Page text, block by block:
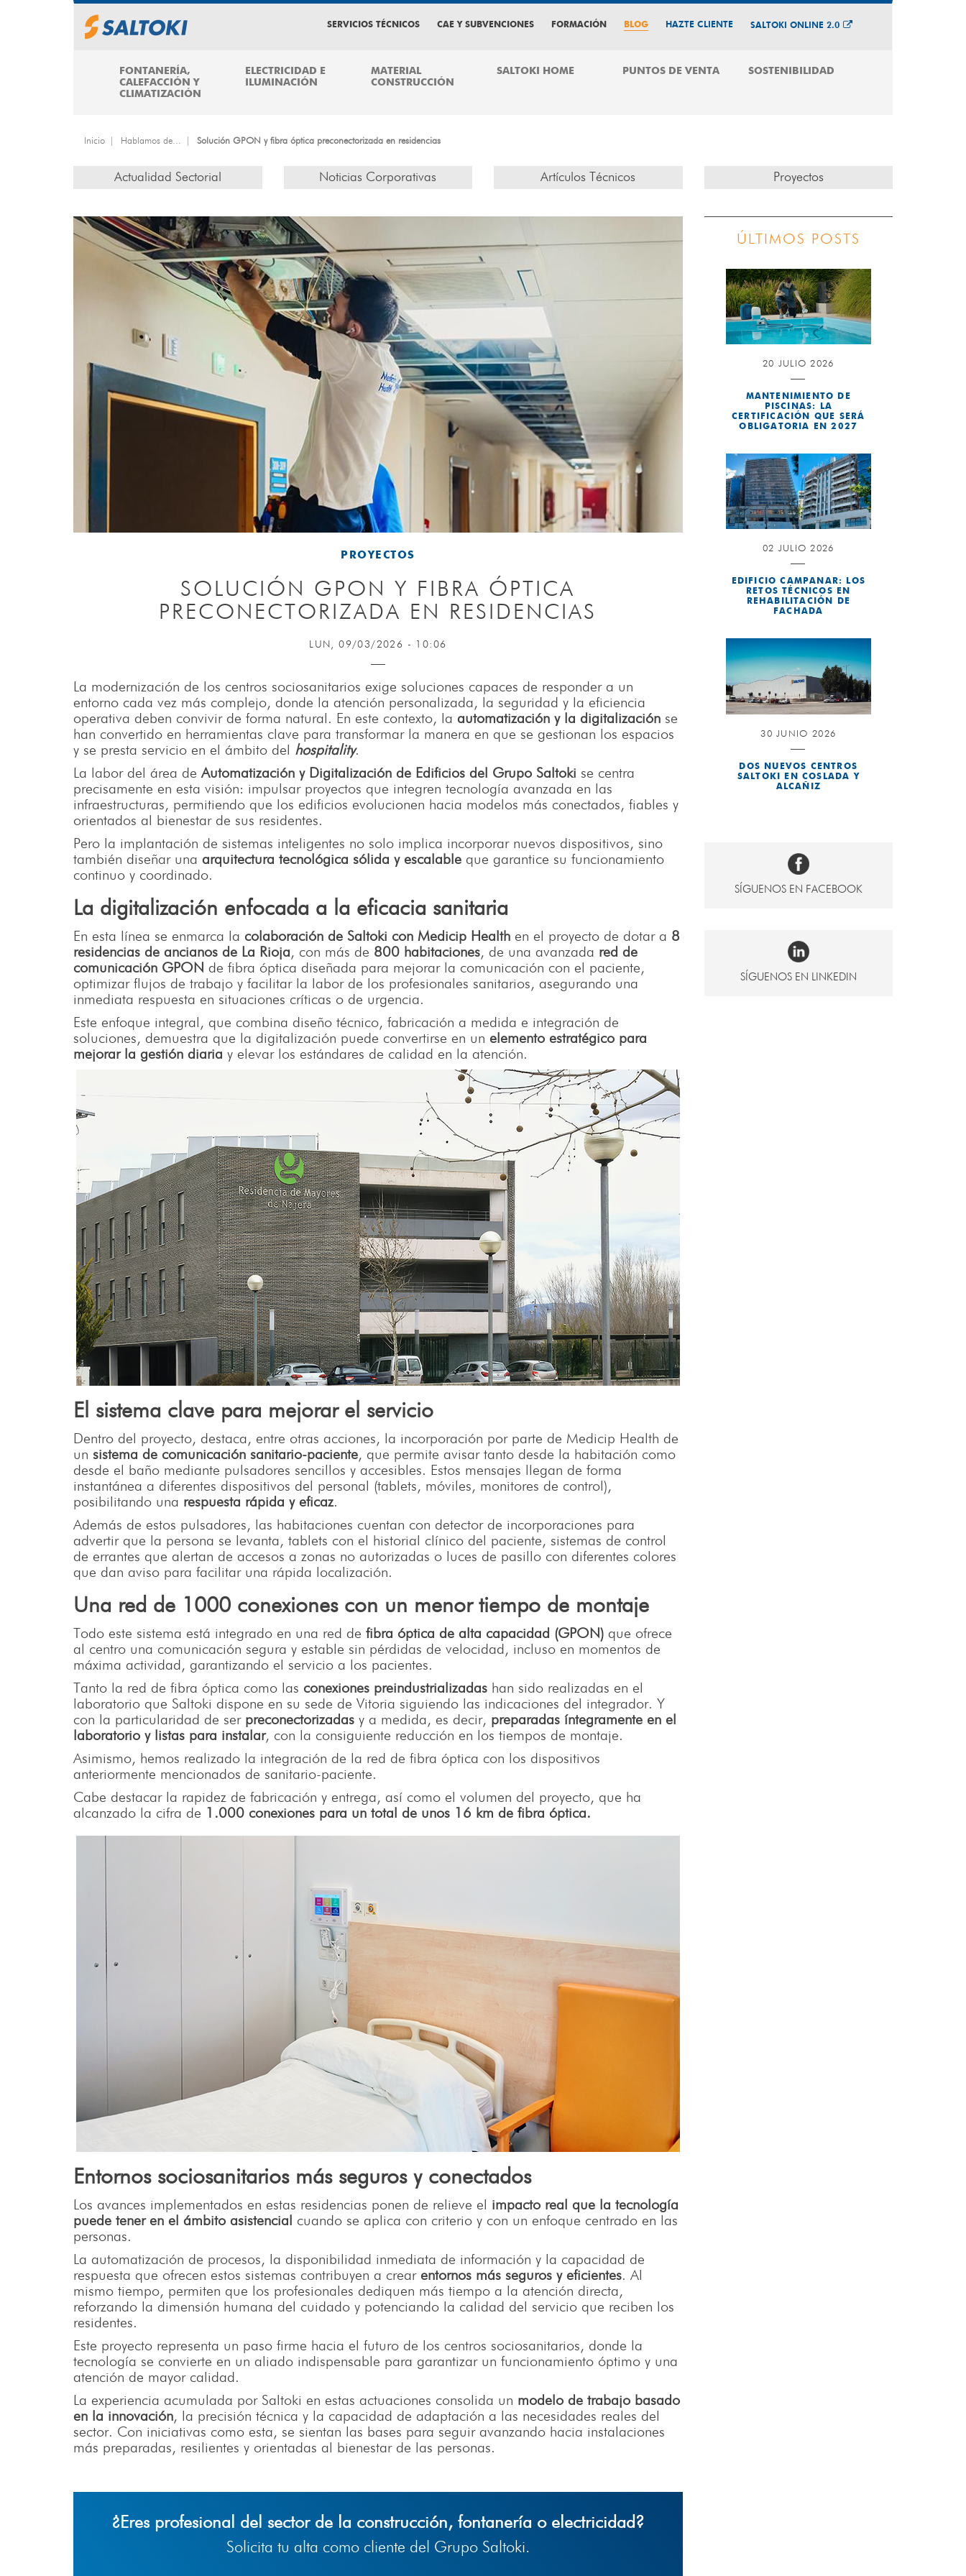
SERVICIOS TÉCNICOS CAE Y SUBVENCIONES FORMACIÓN BLOG HAZTE CLIENTE SALTOKI ONLINE 2.0
FONTANERÍA,
CALEFACCIÓN Y
CLIMATIZACIÓN
ELECTRICIDAD E
ILUMINACIÓN
MATERIAL
CONSTRUCCIÓN
SALTOKI HOME PUNTOS DE VENTA SOSTENIBILIDAD
Inicio Hablamos de... Solución GPON y fibra óptica preconectorizada en residencias
Actualidad Sectorial Noticias Corporativas Artículos Técnicos Proyectos
PROYECTOS
SOLUCIÓN GPON Y FIBRA ÓPTICA
PRECONECTORIZADA EN RESIDENCIAS
LUN, 09/03/2026 - 10:06
La modernización de los centros sociosanitarios exige soluciones capaces de responder a un
entorno cada vez más complejo, donde la atención personalizada, la seguridad y la eficiencia
operativa deben convivir de forma natural. En este contexto, la automatización y la digitalización se
han convertido en herramientas clave para transformar la manera en que se gestionan los espacios
y se presta servicio en el ámbito del hospitality.
La labor del área de Automatización y Digitalización de Edificios del Grupo Saltoki se centra
precisamente en esta visión: impulsar proyectos que integren tecnología avanzada en las
infraestructuras, permitiendo que los edificios evolucionen hacia modelos más conectados, fiables y
orientados al bienestar de sus residentes.
Pero la implantación de sistemas inteligentes no solo implica incorporar nuevos dispositivos, sino
también diseñar una arquitectura tecnológica sólida y escalable que garantice su funcionamiento
continuo y coordinado.
La digitalización enfocada a la eficacia sanitaria
En esta línea se enmarca la colaboración de Saltoki con Medicip Health en el proyecto de dotar a 8
residencias de ancianos de La Rioja , con más de 800 habitaciones, de una avanzada red de
comunicación GPON de fibra óptica diseñada para mejorar la comunicación con el paciente,
optimizar flujos de trabajo y facilitar la labor de los profesionales sanitarios, asegurando una
inmediata respuesta en situaciones críticas o de urgencia.
Este enfoque integral, que combina diseño técnico, fabricación a medida e integración de
soluciones, demuestra que la digitalización puede convertirse en un elemento estratégico para
mejorar la gestión diaria y elevar los estándares de calidad en la atención.
El sistema clave para mejorar el servicio
Dentro del proyecto, destaca, entre otras acciones, la incorporación por parte de Medicip Health de
un sistema de comunicación sanitario-paciente, que permite avisar tanto desde la habitación como
desde el baño mediante pulsadores sencillos y accesibles. Estos mensajes llegan de forma
instantánea a diferentes dispositivos del personal (tablets, móviles, monitores de control),
posibilitando una respuesta rápida y eficaz.
Además de estos pulsadores, las habitaciones cuentan con detector de incorporaciones para
advertir que la persona se levanta, tablets con el historial clínico del paciente, sistemas de control
de errantes que alertan de accesos a zonas no autorizadas o luces de pasillo con diferentes colores
que dan aviso para facilitar una rápida localización.
Una red de 1000 conexiones con un menor tiempo de montaje
Todo este sistema está integrado en una red de fibra óptica de alta capacidad (GPON) que ofrece
al centro una comunicación segura y estable sin pérdidas de velocidad, incluso en momentos de
máxima actividad, garantizando el servicio a los pacientes.
Tanto la red de fibra óptica como las conexiones preindustrializadas han sido realizadas en el
laboratorio que Saltoki dispone en su sede de Vitoria siguiendo las indicaciones del integrador. Y
con la particularidad de ser preconectorizadas y a medida, es decir, preparadas íntegramente en el
laboratorio y listas para instalar, con la consiguiente reducción en los tiempos de montaje.
Asimismo, hemos realizado la integración de la red de fibra óptica con los dispositivos
anteriormente mencionados de sanitario-paciente.
Cabe destacar la rapidez de fabricación y entrega, así como el volumen del proyecto, que ha
alcanzado la cifra de 1.000 conexiones para un total de unos 16 km de fibra óptica.
Entornos sociosanitarios más seguros y conectados
Los avances implementados en estas residencias ponen de relieve el impacto real que la tecnología
puede tener en el ámbito asistencial
cuando se aplica con criterio y con un enfoque centrado en las
personas.
La automatización de procesos, la disponibilidad inmediata de información y la capacidad de
respuesta que ofrecen estos sistemas contribuyen a crearentornos más seguros y eficientes. Al
mismo tiempo, permiten que los profesionales dediquen más tiempo a la atención directa,
reforzando la dimensión humana del cuidado y potenciando la calidad del servicio que reciben los
residentes.
Este proyecto representa un paso firme hacia el futuro de los centros sociosanitarios, donde la
tecnología se convierte en un aliado indispensable para garantizar un funcionamiento óptimo y una
atención de mayor calidad.
La experiencia acumulada por Saltoki en estas actuaciones consolida un modelo de trabajo basado
en la innovación, la precisión técnica y la capacidad de adaptación a las necesidades reales del
sector. Con iniciativas como esta, se sientan las bases para seguir avanzando hacia instalaciones
más preparadas, resilientes y orientadas al bienestar de las personas.
¿Eres profesional del sector de la construcción, fontanería o electricidad?
Solicita tu alta como cliente del Grupo Saltoki.
ÚLTIMOS POSTS
20 JULIO 2026
MANTENIMIENTO DE
PISCINAS: LA
CERTIFICACIÓN QUE SERÁ
OBLIGATORIA EN 2027
02 JULIO 2026
EDIFICIO CAMPANAR: LOS
RETOS TÉCNICOS EN
REHABILITACIÓN DE
FACHADA
30 JUNIO 2026
DOS NUEVOS CENTROS
SALTOKI EN COSLADA Y
ALCAÑIZ
SÍGUENOS EN FACEBOOK
SÍGUENOS EN LINKEDIN